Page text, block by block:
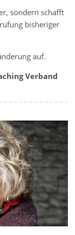
sondern schafft
bisheriger
auf.
Verband